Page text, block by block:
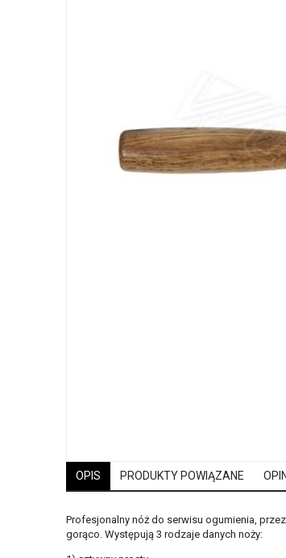
OPIS PRODUKTY POWIĄZANE
Profesjonalny nóż do serwisu ogumienia,
gorąco. Występują 3 rodzaje danych noży: